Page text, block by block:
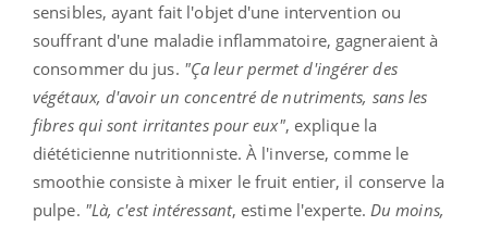
sensibles, ayant fait l'objet d'une intervention ou
souffrant d'une maladie inflammatoire, gagneraient à
consommer du jus. "Ça leur permet d'ingérer des
végétaux, d'avoir un concentré de nutriments, sans les
fibres qui sont irritantes pour eux", explique la
diététicienne nutritionniste. À l'inverse, comme le
smoothie consiste à mixer le fruit entier, il conserve la
pulpe. "Là, c'est intéressant, estime l'experte. Du moins,